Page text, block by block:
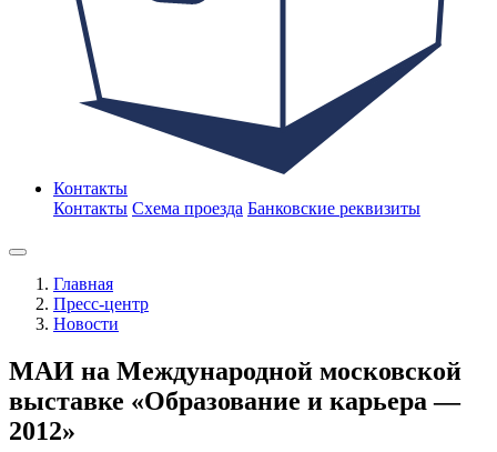
Контакты
Контакты Схема проезда Банковские реквизиты
Главная
Пресс-центр
Новости
МАИ на Международной московской
выставке «Образование и карьера —
2012»